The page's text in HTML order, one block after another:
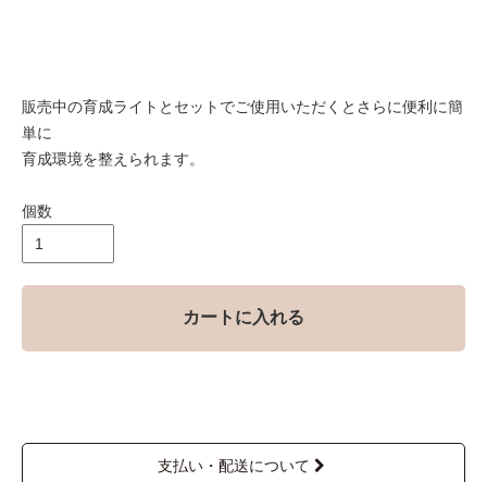
販売中の育成ライトとセットでご使用いただくとさらに便利に簡
単に
育成環境を整えられます。
個数
カートに入れる
支払い・配送について